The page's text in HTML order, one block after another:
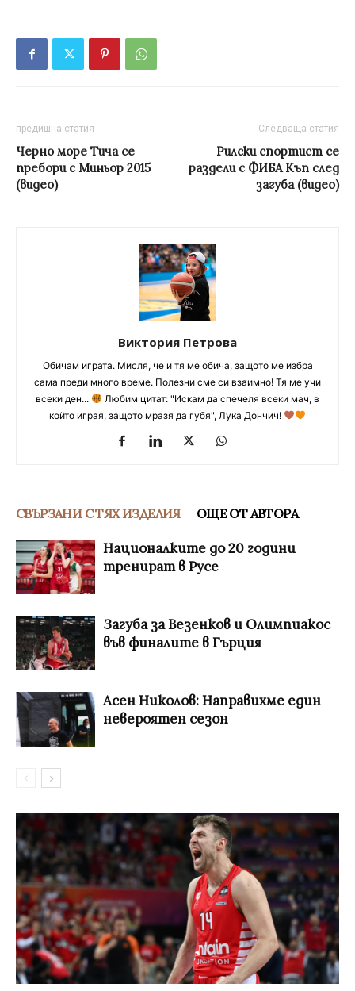
предишна статия
Черно море Тича се
пребори с Миньор 2015
(видео)
Следваща статия
Рилски спортист се
раздели с ФИБА Къп след
загуба (видео)
Виктория Петрова
Обичам играта. Мисля, че и тя ме обича, защото ме избра
сама преди много време. Полезни сме си взаимно! Тя ме учи
всеки ден...
Любим цитат: "Искам да спечеля всеки мач, в
който играя, защото мразя да губя", Лука Дончич!
СВЪРЗАНИ С ТЯХ ИЗДЕЛИЯ ОЩЕ ОТ АВТОРА
Националките до 20 години
тренират в Русе
Загуба за Везенков и Олимпиакос
във финалите в Гърция
Асен Николов: Направихме един
невероятен сезон